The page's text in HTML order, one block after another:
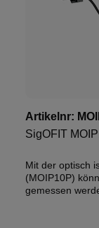
Artikelnr:
SigOFIT
Mit der optisch
(MOIP10P)
gemessen